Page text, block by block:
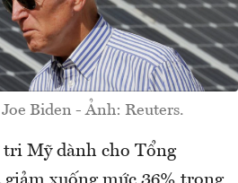
Biden - Ảnh: Reuters.
tri Mỹ dành cho Tổng